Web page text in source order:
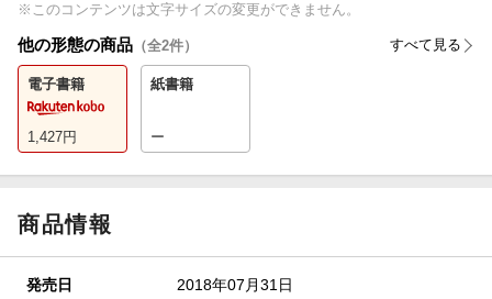
※このコンテンツは文字サイズの変更ができません。
他の形態の商品 （全2件） すべて見る
電子書籍
1,427円
紙書籍
ー
商品情報
発売日 2018年07月31日